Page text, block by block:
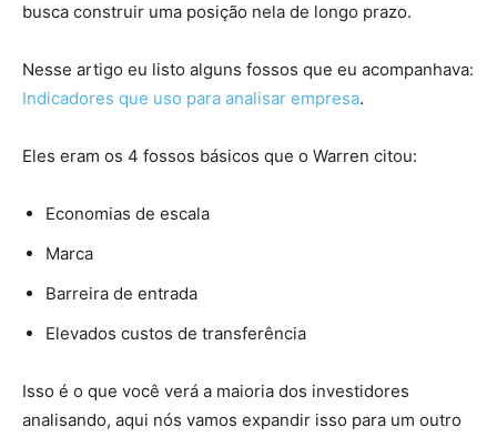
busca construir uma posição nela de longo prazo.
Nesse artigo eu listo alguns fossos que eu acompanhava:
Indicadores que uso para analisar empresa.
Eles eram os 4 fossos básicos que o Warren citou:
Economias de escala
Marca
Barreira de entrada
Elevados custos de transferência
Isso é o que você verá a maioria dos investidores
analisando, aqui nós vamos expandir isso para um outro